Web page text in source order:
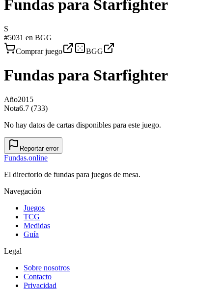
Fundas para Starfighter
S
#5031 en BGG
Comprar juego
BGG
Fundas para Starfighter
Año2015
Nota6.7 (733)
No hay datos de cartas disponibles para este juego.
Reportar error
Fundas.online
El directorio de fundas para juegos de mesa.
Navegación
Juegos
TCG
Medidas
Guía
Legal
Sobre nosotros
Contacto
Privacidad